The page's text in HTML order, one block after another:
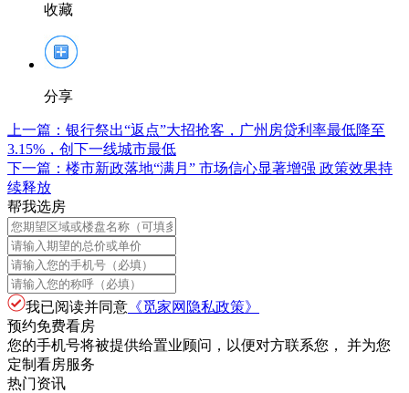
收藏
分享
上一篇： 银行祭出“返点”大招抢客，广州房贷利率最低降至
3.15%，创下一线城市最低
下一篇： 楼市新政落地“满月” 市场信心显著增强 政策效果持
续释放
帮我选房
我已阅读并同意 《觅家网隐私政策》
预约免费看房
您的手机号将被提供给置业顾问，以便对方联系您， 并为您
定制看房服务
热门资讯